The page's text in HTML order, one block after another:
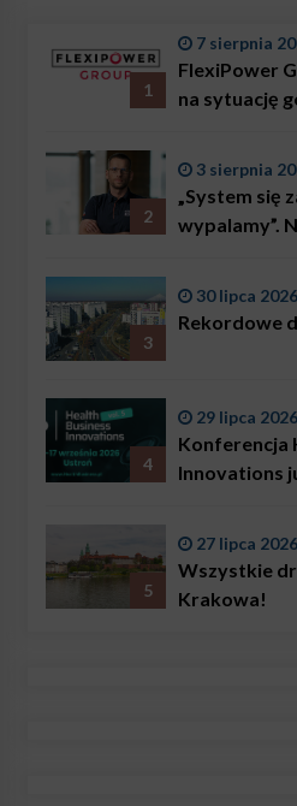
1
7 sierpnia
FlexiPower
na sytuację
2
3 sierpnia
„System się
wypalamy”.
problemem
3
30 lipca 2026
Rekordowe
4
29 lipca 2026
Konferencja
Innovations
5
27 lipca 2026
Wszystkie
Krakowa!